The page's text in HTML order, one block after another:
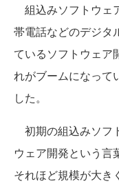
組込みソフトウェ
帯電話などのデジタ
ているソフトウェア
れがブームになって
した。
初期の組込みソフ
ウェア開発という言
それほど規模が大き